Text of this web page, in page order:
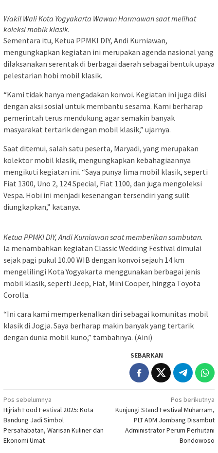
Wakil Wali Kota Yogyakarta Wawan Harmawan saat melihat
koleksi mobik klasik.
Sementara itu, Ketua PPMKI DIY, Andi Kurniawan,
mengungkapkan kegiatan ini merupakan agenda nasional yang
dilaksanakan serentak di berbagai daerah sebagai bentuk upaya
pelestarian hobi mobil klasik.
“Kami tidak hanya mengadakan konvoi. Kegiatan ini juga diisi
dengan aksi sosial untuk membantu sesama. Kami berharap
pemerintah terus mendukung agar semakin banyak
masyarakat tertarik dengan mobil klasik,” ujarnya.
Saat ditemui, salah satu peserta, Maryadi, yang merupakan
kolektor mobil klasik, mengungkapkan kebahagiaannya
mengikuti kegiatan ini. “Saya punya lima mobil klasik, seperti
Fiat 1300, Uno 2, 124 Special, Fiat 1100, dan juga mengoleksi
Vespa. Hobi ini menjadi kesenangan tersendiri yang sulit
diungkapkan,” katanya.
Ketua PPMKI DIY, Andi Kurniawan saat memberikan sambutan.
Ia menambahkan kegiatan Classic Wedding Festival dimulai
sejak pagi pukul 10.00 WIB dengan konvoi sejauh 14 km
mengelilingi Kota Yogyakarta menggunakan berbagai jenis
mobil klasik, seperti Jeep, Fiat, Mini Cooper, hingga Toyota
Corolla.
“Ini cara kami memperkenalkan diri sebagai komunitas mobil
klasik di Jogja. Saya berharap makin banyak yang tertarik
dengan dunia mobil kuno,” tambahnya. (Aini)
SEBARKAN
Navigasi
pos
Pos sebelumnya
Hijriah Food Festival 2025: Kota
Bandung Jadi Simbol
Persahabatan, Warisan Kuliner dan
Ekonomi Umat
Pos berikutnya
Kunjungi Stand Festival Muharram,
PLT ADM Jombang Disambut
Administrator Perum Perhutani
Bondowoso